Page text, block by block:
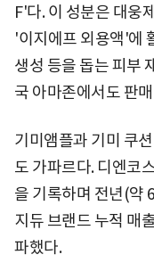
F'다. 이 성분은 대웅
'이지에프 외용액'에
생성 등을 돕는 피부
국 아마존에서도 판
기미앰플과 기미 쿠
도 가파르다. 디엔코
을 기록하며 전년(약
지듀 브랜드 누적 매
파했다.